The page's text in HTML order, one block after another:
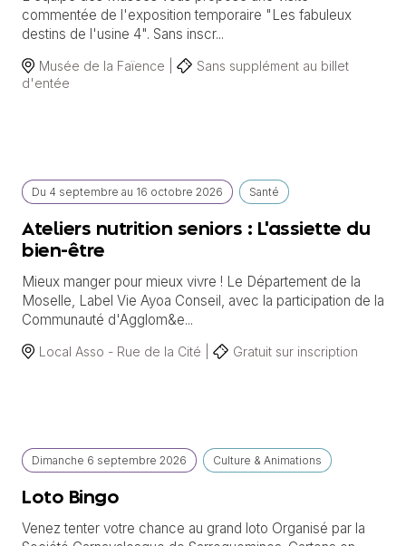
commentée de l'exposition temporaire "Les fabuleux
destins de l'usine 4". Sans inscr...
Musée de la Faïence |
Sans supplément au billet
d'entée
Du 4 septembre au 16 octobre 2026 Santé
Ateliers nutrition seniors : L'assiette du
bien-être
Mieux manger pour mieux vivre ! Le Département de la
Moselle, Label Vie Ayoa Conseil, avec la participation de la
Communauté d'Agglom&e...
Local Asso - Rue de la Cité | Gratuit sur inscription
Dimanche 6 septembre 2026 Culture & Animations
Loto Bingo
Venez tenter votre chance au grand loto Organisé par la